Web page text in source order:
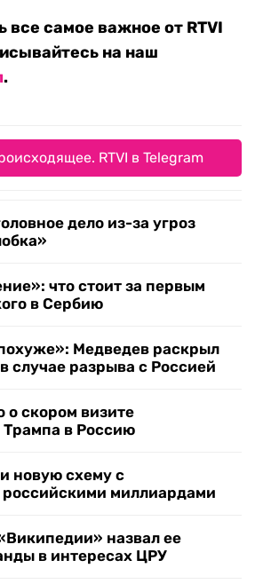
все самое важное от RTVI
на наш
.
RTVI в Telegram
дело из-за угроз
что стоит за первым
в Сербию
Медведев раскрыл
случае разрыва с Россией
о скором визите
в Россию
новую схему с
миллиардами
назвал ее
в интересах ЦРУ